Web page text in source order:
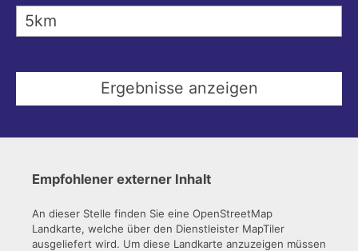
Empfohlener externer Inhalt
An dieser Stelle finden Sie eine OpenStreetMap
Landkarte, welche über den Dienstleister MapTiler
ausgeliefert wird. Um diese Landkarte anzuzeigen müssen